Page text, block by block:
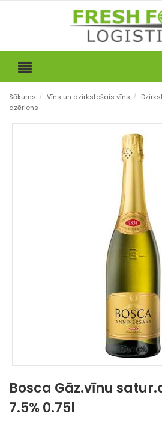
Sākums / Vīns un dzirkstošais vīns /
dzēriens
Bosca Gāz.vīnu
7.5% 0.75l